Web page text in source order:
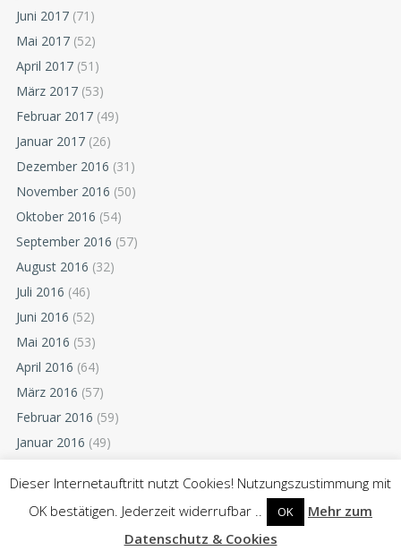
Juni 2017 (71)
Mai 2017 (52)
April 2017 (51)
März 2017 (53)
Februar 2017 (49)
Januar 2017 (26)
Dezember 2016 (31)
November 2016 (50)
Oktober 2016 (54)
September 2016 (57)
August 2016 (32)
Juli 2016 (46)
Juni 2016 (52)
Mai 2016 (53)
April 2016 (64)
März 2016 (57)
Februar 2016 (59)
Januar 2016 (49)
November 2015(55)
Oktober 2015(54)
Dieser Internetauftritt nutzt Cookies! Nutzungszustimmung mit
OK bestätigen. Jederzeit widerrufbar ..
OK
Mehr zum
Datenschutz & Cookies